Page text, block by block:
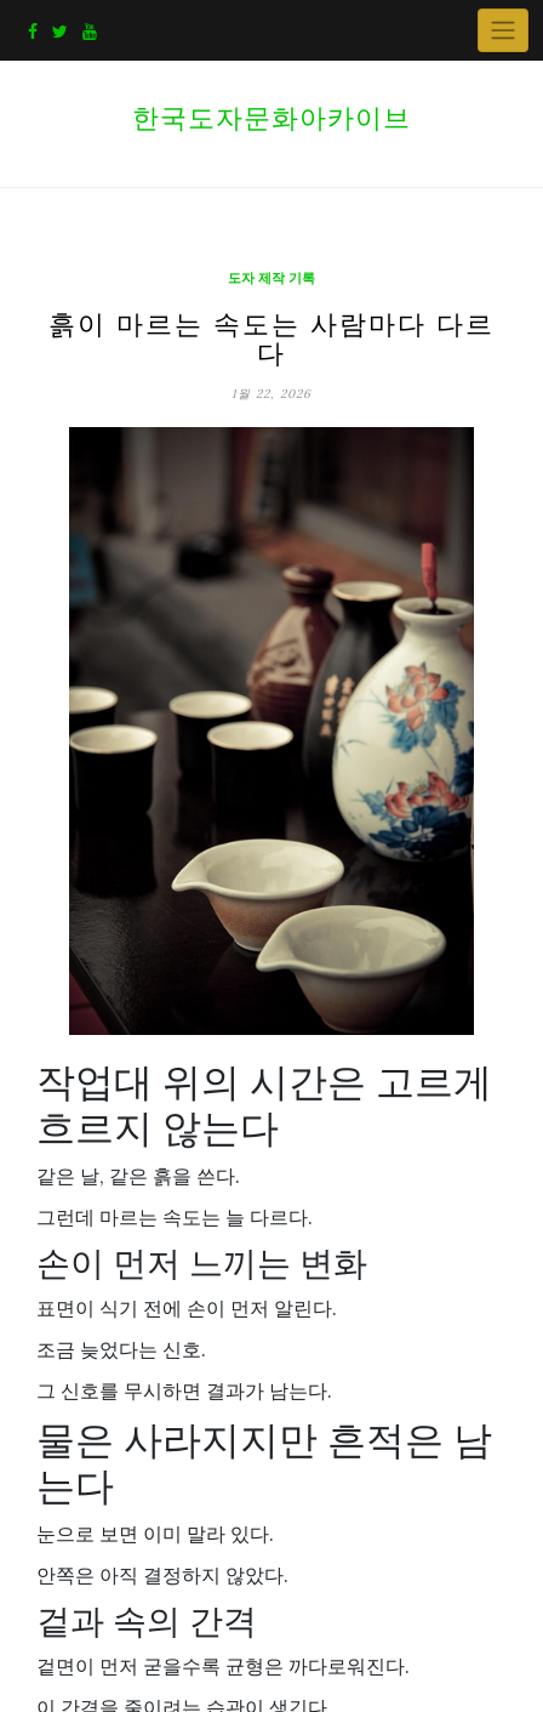
한국도자문화아카이브
도자 제작 기록
흙이 마르는 속도는 사람마다 다르
다
1월 22, 2026
작업대 위의 시간은 고르게
흐르지 않는다
같은 날, 같은 흙을 쓴다.
그런데 마르는 속도는 늘 다르다.
손이 먼저 느끼는 변화
표면이 식기 전에 손이 먼저 알린다.
조금 늦었다는 신호.
그 신호를 무시하면 결과가 남는다.
물은 사라지지만 흔적은 남
는다
눈으로 보면 이미 말라 있다.
안쪽은 아직 결정하지 않았다.
겉과 속의 간격
겉면이 먼저 굳을수록 균형은 까다로워진다.
이 간격을 줄이려는 습관이 생긴다.